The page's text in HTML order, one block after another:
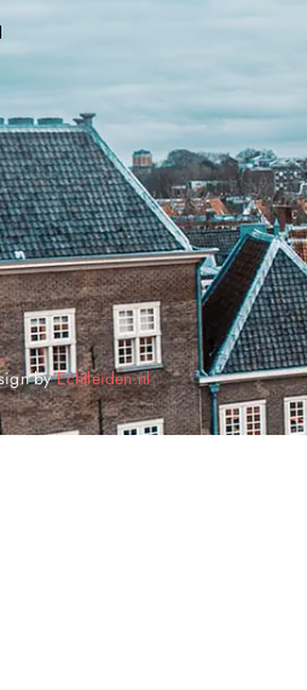
byEchtleiden.nl